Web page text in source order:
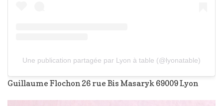
Une publication partagée par Lyon à table (@lyonatable)
Guillaume Flochon 26 rue Bis Masaryk 69009 Lyon